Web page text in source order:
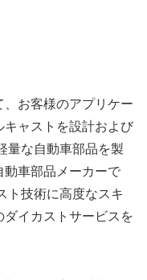
お客様のアプリケー
ャストを設計および
量な自動車部品を製
車部品メーカーで
ト技術に高度なスキ
イカストサービスを